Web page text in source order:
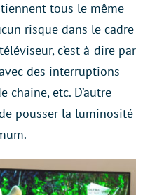
tiennent tous le même
risque dans le cadre
c’est-à-dire par
des interruptions
chaine, etc. D’autre
pousser la luminosité